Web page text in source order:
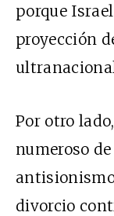
porque
proyección
Por otro
numeroso
divorcio